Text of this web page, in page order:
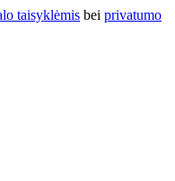
taisyklėmis bei privatumo